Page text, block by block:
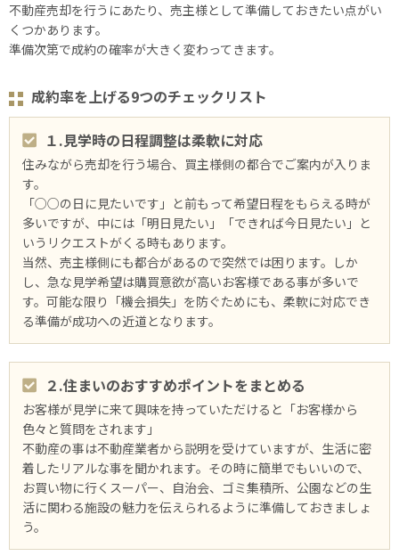
不動産売却を行うにあたり、売主様として準備しておきたい点がい
くつかあります。
準備次第で成約の確率が大きく変わってきます。
成約率を上げる9つのチェックリスト
１.見学時の日程調整は柔軟に対応
住みながら売却を行う場合、買主様側の都合でご案内が入りま
す。
「○○の日に見たいです」と前もって希望日程をもらえる時が
多いですが、中には「明日見たい」「できれば今日見たい」と
いうリクエストがくる時もあります。
当然、売主様側にも都合があるので突然では困ります。しか
し、急な見学希望は購買意欲が高いお客様である事が多いで
す。可能な限り「機会損失」を防ぐためにも、柔軟に対応でき
る準備が成功への近道となります。
２.住まいのおすすめポイントをまとめる
お客様が見学に来て興味を持っていただけると「お客様から
色々と質問をされます」
不動産の事は不動産業者から説明を受けていますが、生活に密
着したリアルな事を聞かれます。その時に簡単でもいいので、
お買い物に行くスーパー、自治会、ゴミ集積所、公園などの生
活に関わる施設の魅力を伝えられるように準備しておきましょ
う。